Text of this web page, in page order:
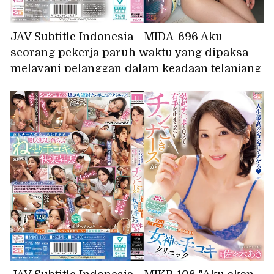
JAV Subtitle Indonesia - MIDA-696 Aku
seorang pekerja paruh waktu yang dipaksa
melayani pelanggan dalam keadaan telanjang
yang mesum selama shift larut malam. (Aoi
Ibuki)